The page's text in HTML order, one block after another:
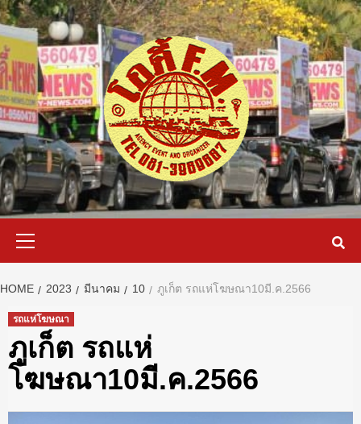
Skip
to
content
HOME 2023 มีนาคม 10 ภูเก็ต รถแห่โฆษณา10มี.ค.2566
รถแห่โฆษณา
ภูเก็ต รถแห่
โฆษณา10มี.ค.2566